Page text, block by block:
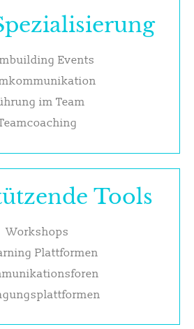
Events
im Team
Tools
Workshops
Plattformen